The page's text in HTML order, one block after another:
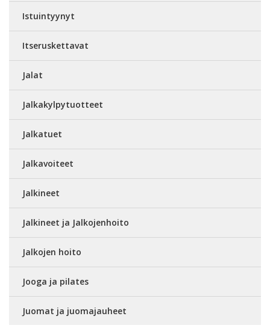
Istuintyynyt
Itseruskettavat
Jalat
Jalkakylpytuotteet
Jalkatuet
Jalkavoiteet
Jalkineet
Jalkineet ja Jalkojenhoito
Jalkojen hoito
Jooga ja pilates
Juomat ja juomajauheet